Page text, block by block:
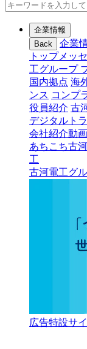
企業情報
Back
企業
トップメッ
工グループ
国内拠点 海
ンス コンプ
役員紹介 古
デジタルト
会社紹介動画
あちこち古河
工
古河電工グ
広告特設サ